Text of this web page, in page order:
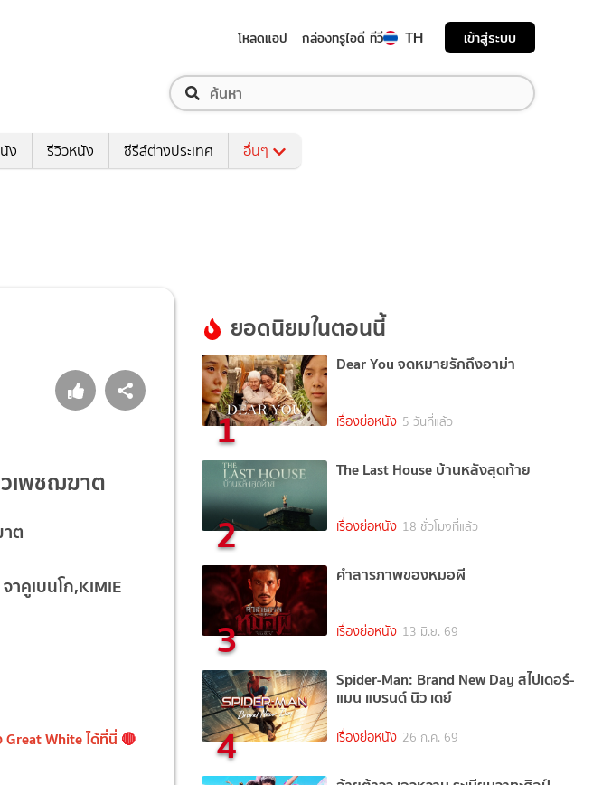
โหลดแอป กล่องทรูไอดี ทีวี TH เข้าสู่ระบบ
ง รีวิวหนัง ซีรีส์ต่างประเทศ อื่นๆ
เพชฌฆาต
ต
าคูเบนโก,KIMIE
Great Whiteได้ที่นี่ 🔴
ยอดนิยมในตอนนี้
1
Dear You จดหมายรักถึงอาม่า
เรื่องย่อหนัง 5 วันที่แล้ว
2
The Last House บ้านหลังสุดท้าย
เรื่องย่อหนัง 18 ชั่วโมงที่แล้ว
3
คำสารภาพของหมอผี
เรื่องย่อหนัง 13 มิ.ย. 69
4
Spider-Man: Brand New Day สไปเดอร์-
แมน แบรนด์ นิว เดย์
เรื่องย่อหนัง 26 ก.ค. 69